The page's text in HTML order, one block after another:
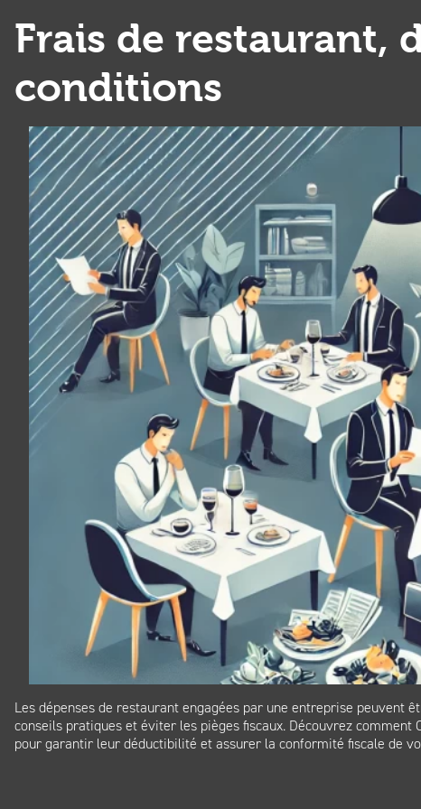
Frais de restaurant,
conditions
Les dépenses de restaurant engagées par une entreprise peuvent
conseils pratiques et éviter les pièges fiscaux. Découvrez
pour garantir leur déductibilité et assurer la conformité fiscale de